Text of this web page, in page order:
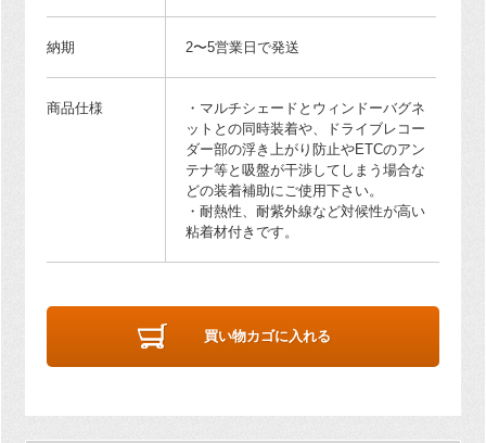
納期 2〜5営業日で発送
商品仕様
・マルチシェードとウィンドーバグネ
ットとの同時装着や、ドライブレコー
ダー部の浮き上がり防止やETCのアン
テナ等と吸盤が干渉してしまう場合な
どの装着補助にご使用下さい。
・耐熱性、耐紫外線など対候性が高い
粘着材付きです。
買い物カゴに入れる